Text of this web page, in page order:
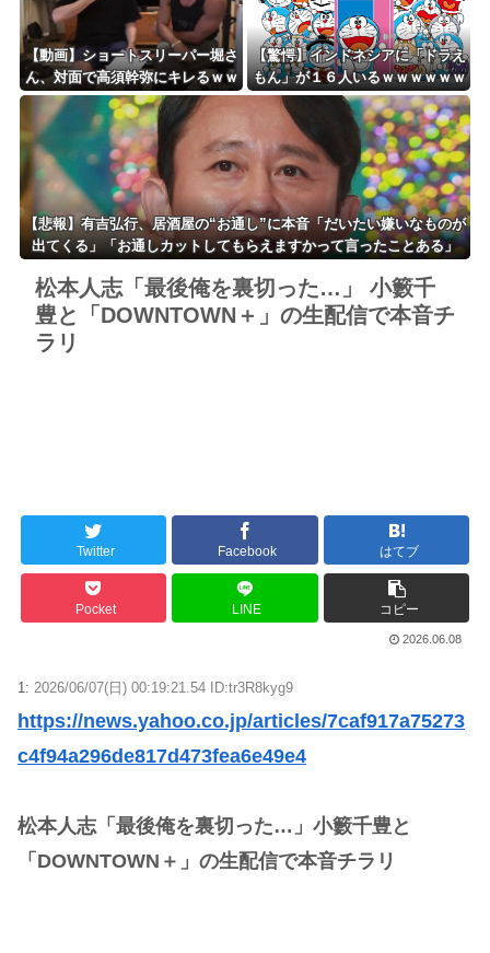
【動画】ショートスリーパー堀さ
ん、対面で高須幹弥にキレるｗｗ
ｗｗｗｗｗｗｗ
【驚愕】インドネシアに「ドラえ
もん」が１６人いるｗｗｗｗｗｗ
ｗｗｗｗｗ
【悲報】有吉弘行、居酒屋の“お通し”に本音「だいたい嫌いなものが
出てくる」「お通しカットしてもらえますかって言ったことある」
松本人志「最後俺を裏切った…」 小籔千
豊と「DOWNTOWN＋」の生配信で本音チ
ラリ
Twitter Facebook はてブ
Pocket LINE コピー
2026.06.08
1: 2026/06/07(日) 00:19:21.54 ID:tr3R8kyg9
https://news.yahoo.co.jp/articles/7caf917a75273
c4f94a296de817d473fea6e49e4
松本人志「最後俺を裏切った…」小籔千豊と
「DOWNTOWN＋」の生配信で本音チラリ